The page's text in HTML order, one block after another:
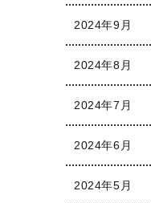
2024年9月
2024年8月
2024年7月
2024年6月
2024年5月